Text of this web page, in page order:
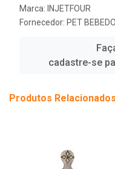
Marca: INJETFOUR
Fornecedor: PET
cadastre-se
Produtos Relacionados